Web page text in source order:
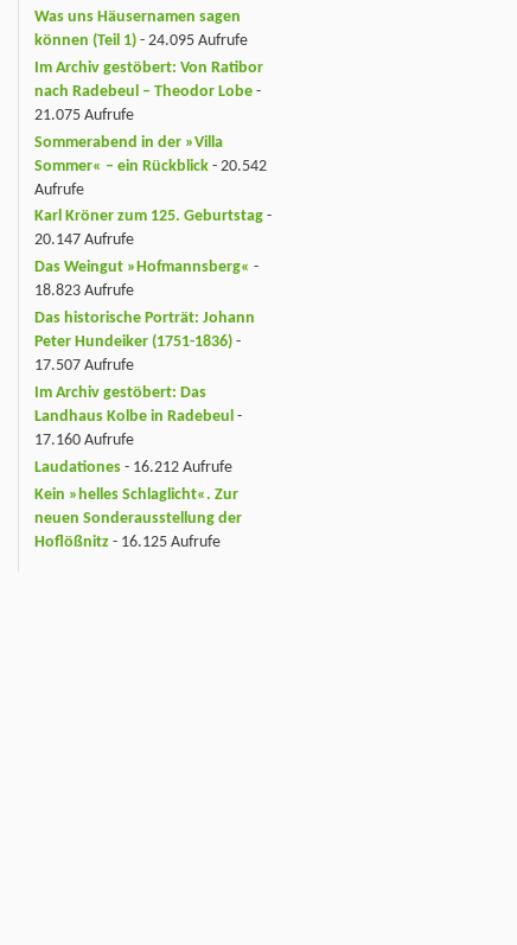
Was uns Häusernamen sagen
können (Teil 1) - 24.095 Aufrufe
Im Archiv gestöbert: Von Ratibor
nach Radebeul – Theodor Lobe -
21.075 Aufrufe
Sommerabend in der »Villa
Sommer« – ein Rückblick - 20.542
Aufrufe
Karl Kröner zum 125. Geburtstag -
20.147 Aufrufe
Das Weingut »Hofmannsberg« -
18.823 Aufrufe
Das historische Porträt: Johann
Peter Hundeiker (1751-1836) -
17.507 Aufrufe
Im Archiv gestöbert: Das
Landhaus Kolbe in Radebeul -
17.160 Aufrufe
Laudationes - 16.212 Aufrufe
Kein »helles Schlaglicht«. Zur
neuen Sonderausstellung der
Hoflößnitz - 16.125 Aufrufe